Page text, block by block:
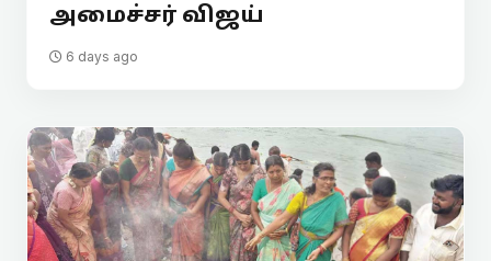
அமைச்சர் விஜய்
6 days ago